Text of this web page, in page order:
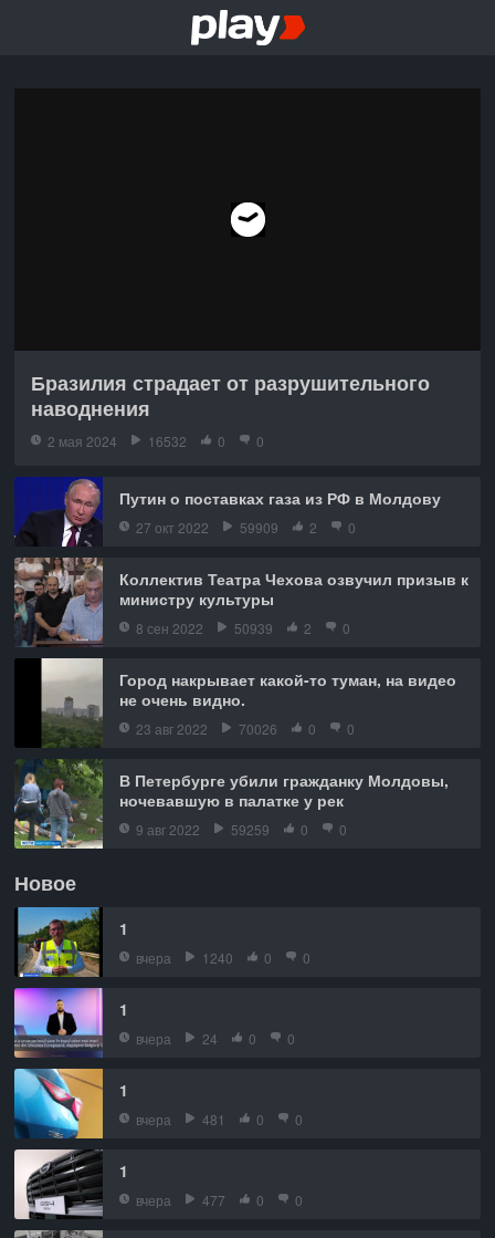
Бразилия страдает от разрушительного
наводнения
2 мая 2024 16532 0 0
Путин о поставках газа из РФ в Молдову
27 окт 2022 59909 2 0
Коллектив Театра Чехова озвучил призыв к
министру культуры
8 сен 2022 50939 2 0
Город накрывает какой-то туман, на видео
не очень видно.
23 авг 2022 70026 0 0
В Петербурге убили гражданку Молдовы,
ночевавшую в палатке у рек
9 авг 2022 59259 0 0
Новое
1
вчера 1240 0 0
1
вчера 24 0 0
1
вчера 481 0 0
1
вчера 477 0 0